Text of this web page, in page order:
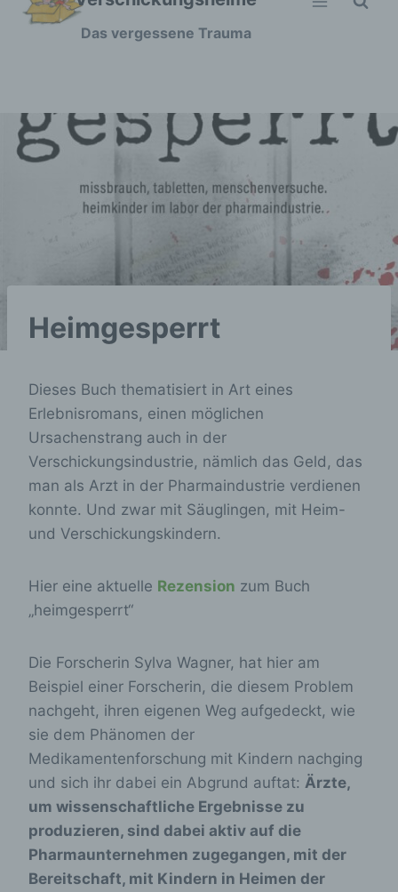
Zum
Das vergessene Trauma
Heimgesperrt
Dieses Buch thematisiert in Art eines
Erlebnisromans, einen möglichen
Ursachenstrang auch in der
Verschickungsindustrie, nämlich das Geld, das
man als Arzt in der Pharmaindustrie verdienen
konnte. Und zwar mit Säuglingen, mit Heim-
und Verschickungskindern.
Hier eine aktuelle Rezension zum Buch
„heimgesperrt“
Die Forscherin Sylva Wagner, hat hier am
Beispiel einer Forscherin, die diesem Problem
nachgeht, ihren eigenen Weg aufgedeckt, wie
sie dem Phänomen der
Medikamentenforschung mit Kindern nachging
und sich ihr dabei ein Abgrund auftat: Ärzte,
um wissenschaftliche Ergebnisse zu
produzieren, sind dabei aktiv auf die
Pharmaunternehmen zugegangen, mit der
Bereitschaft, mit Kindern in Heimen der